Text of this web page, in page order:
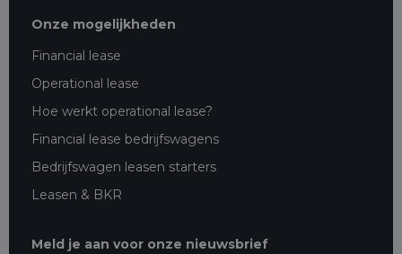
Onze mogelijkheden
Financial lease
Operational lease
Hoe werkt operational lease?
Financial lease bedrijfswagens
Bedrijfswagen leasen starters
Leasen & BKR
Meld je aan voor onze nieuwsbrief